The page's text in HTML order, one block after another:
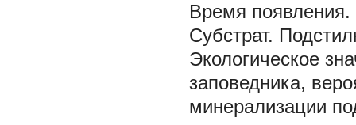
Время появления.
Субстрат.
Экологическое
заповедника,
минерализации